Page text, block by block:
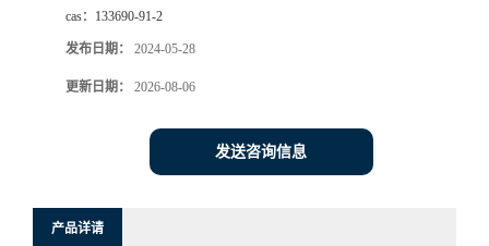
cas： 133690-91-2
发布日期： 2024-05-28
更新日期： 2026-08-06
发送咨询信息
产品详请